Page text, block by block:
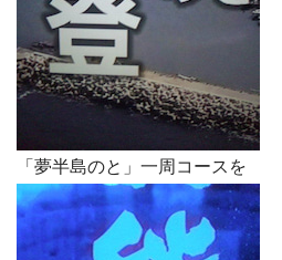
「夢半島のと」一周コースを